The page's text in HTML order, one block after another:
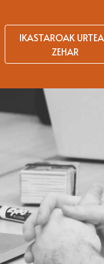
IKASTAROAK
ZEHAR